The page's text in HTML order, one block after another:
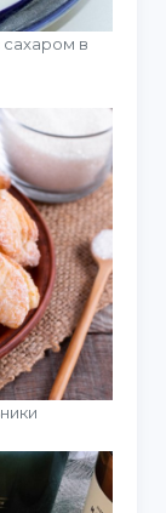
сахаром в